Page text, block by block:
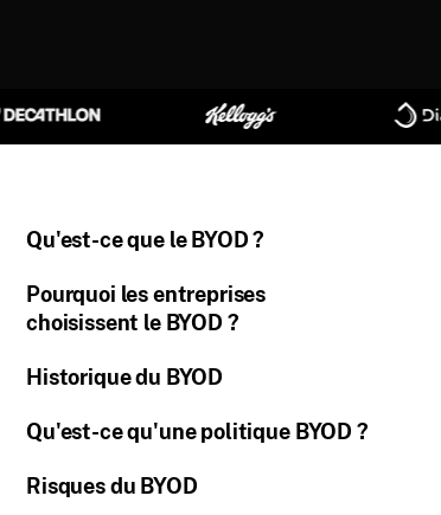
Qu'est-ce que le BYOD ?
Pourquoi les entreprises
choisissent le BYOD ?
Historique du BYOD
Qu'est-ce qu'une politique BYOD ?
Risques du BYOD